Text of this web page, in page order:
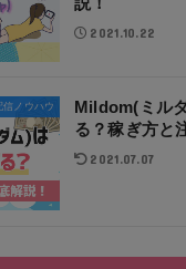
2021.10.22
信ノウハウ
Mildom(ミル
る？稼ぎ方と
2021.07.07